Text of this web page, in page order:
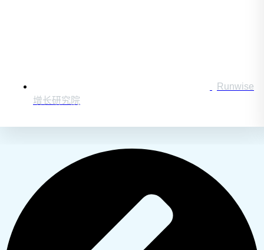
Runwise
增长研究院